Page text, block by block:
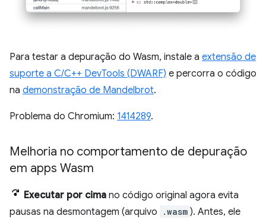
Para testar a depuração do Wasm, instale a extensão de
suporte a C/C++ DevTools (DWARF) e percorra o código
na demonstração de Mandelbrot.
Problema do Chromium: 1414289.
Melhoria no comportamento de depuração
em apps Wasm
Executar por cima no código original agora evita
pausas na desmontagem (arquivo
.wasm ). Antes, ele